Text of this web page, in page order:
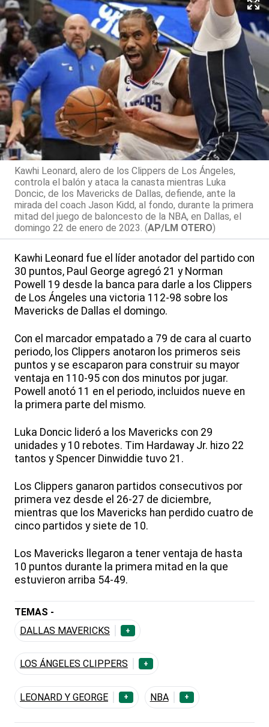
Kawhi Leonard, alero de los Clippers de Los Ángeles,
controla el balón y ataca la canasta mientras Luka
Doncic, de los Mavericks de Dallas, defiende, ante la
mirada del coach Jason Kidd, al fondo, durante la primera
mitad del juego de baloncesto de la NBA, en Dallas, el
domingo 22 de enero de 2023. (AP/LM OTERO)
Kawhi Leonard fue el líder anotador del partido con
30 puntos, Paul George agregó 21 y Norman
Powell 19 desde la banca para darle a los Clippers
de Los Ángeles una victoria 112-98 sobre los
Mavericks de Dallas el domingo.
Con el marcador empatado a 79 de cara al cuarto
periodo, los Clippers anotaron los primeros seis
puntos y se escaparon para construir su mayor
ventaja en 110-95 con dos minutos por jugar.
Powell anotó 11 en el periodo, incluidos nueve en
la primera parte del mismo.
Luka Doncic lideró a los Mavericks con 29
unidades y 10 rebotes. Tim Hardaway Jr. hizo 22
tantos y Spencer Dinwiddie tuvo 21.
Los Clippers ganaron partidos consecutivos por
primera vez desde el 26-27 de diciembre,
mientras que los Mavericks han perdido cuatro de
cinco partidos y siete de 10.
Los Mavericks llegaron a tener ventaja de hasta
10 puntos durante la primera mitad en la que
estuvieron arriba 54-49.
TEMAS -
DALLAS MAVERICKS
+
LOS ÁNGELES CLIPPERS +
LEONARD Y GEORGE + NBA +